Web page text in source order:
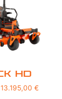
HD
13.195,00 €